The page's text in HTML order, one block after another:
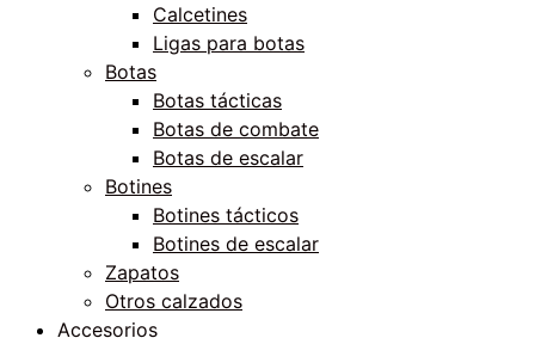
Calcetines
Ligas para botas
Botas
Botas tácticas
Botas de combate
Botas de escalar
Botines
Botines tácticos
Botines de escalar
Zapatos
Otros calzados
Accesorios